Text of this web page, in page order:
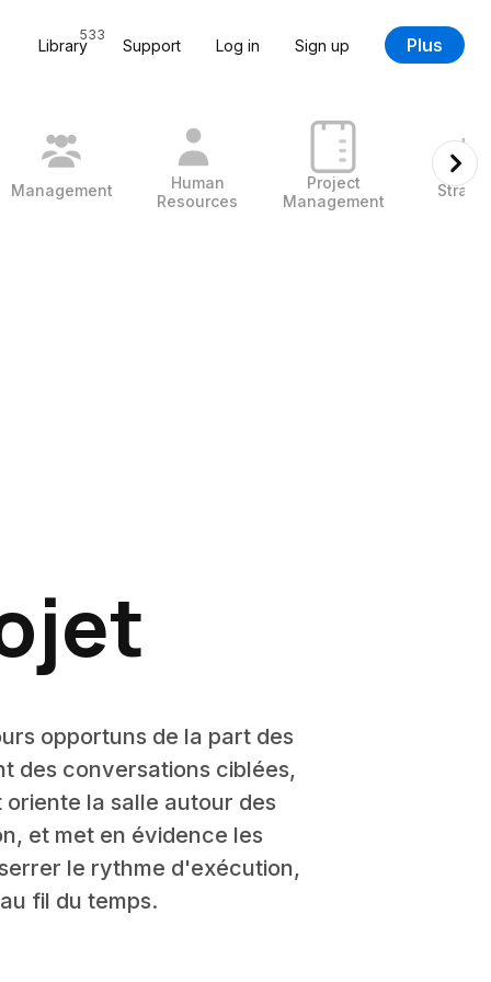
Library
533
Support Log in Sign up Plus
Management
Human
Resources
Project
Management
opportuns de la part des
des conversations ciblées,
la salle autour des
et met en évidence les
le rythme d'exécution,
fil du temps.